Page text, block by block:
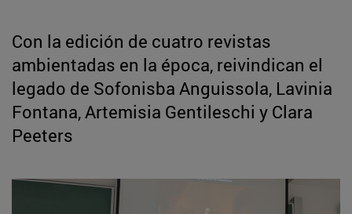
Con la edición de cuatro revistas
ambientadas en la época, reivindican el
legado de Sofonisba Anguissola, Lavinia
Fontana, Artemisia Gentileschi y Clara
Peeters